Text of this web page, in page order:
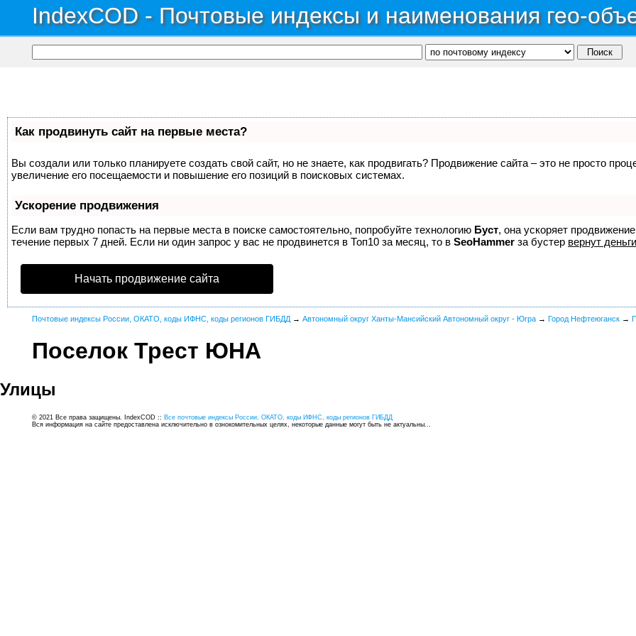
IndexCOD - Почтовые индексы и наименования гео-
Как продвинуть сайт на первые места?
Вы создали или только планируете создать свой сайт, но не знаете, как продвигать? Продвижение сайта – это не просто
увеличение его посещаемости и повышение его позиций в поисковых системах.
Ускорение продвижения
Если вам трудно попасть на первые места в поиске самостоятельно, попробуйте технологию Буст, она ускоряет
течение первых 7 дней. Если ни один запрос у вас не продвинется в Топ10 за месяц, то в SeoHammer за бустер вернут
Начать продвижение сайта
Почтовые индексы России, ОКАТО, коды ИФНС, коды регионов ГИБДД → Автономный округ Ханты-Мансийский Автономный округ - Югра → Город Нефтеюганск →
Поселок Трест ЮНА
Улицы
© 2021 Все права защищены. IndexCOD :: Все почтовые индексы России, ОКАТО, коды ИФНС, коды регионов ГИБДД
Вся информация на сайте предоставлена исключительно в ознокомительных целях, некоторые данные могут быть не актуальны...